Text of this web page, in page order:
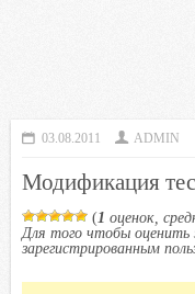
03.08.2011 ADMIN
Модификация
(1 оценок,
Для того чтобы
зарегистрированным